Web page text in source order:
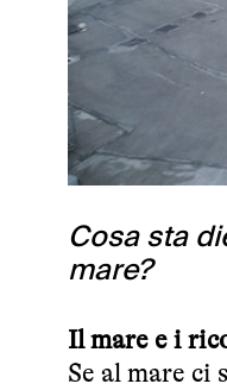
Cosa sta
mare?
Il mare e i
Se al mare ci